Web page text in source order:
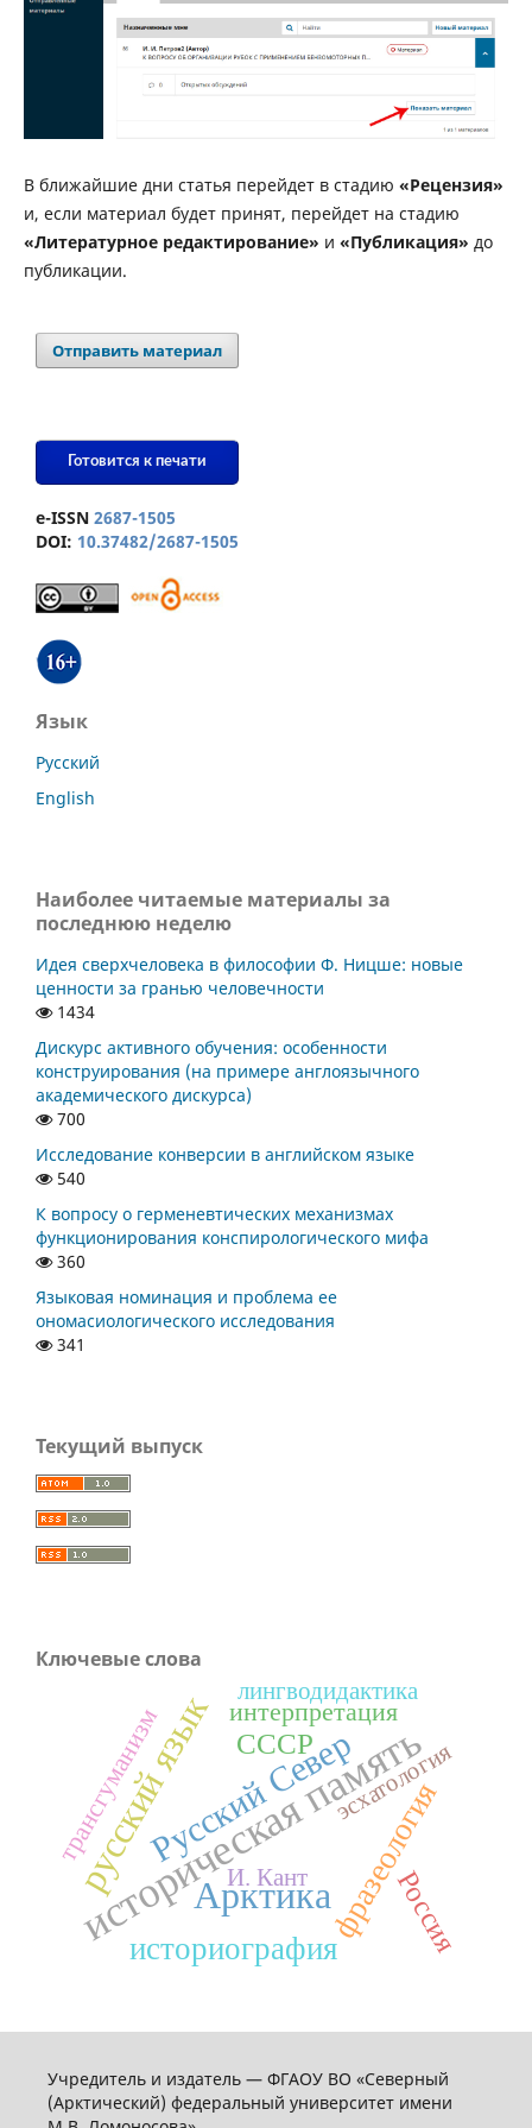
В ближайшие дни статья перейдет в стадию «Рецензия»
и, если материал будет принят, перейдет на стадию
«Литературное редактирование» и «Публикация» до
публикации.
Отправить материал
Готовится к печати
e-ISSN 2687-1505
DOI: 10.37482/2687-1505
Язык
Русский
English
Наиболее читаемые материалы за
последнюю неделю
Идея сверхчеловека в философии Ф. Ницше: новые
ценности за гранью человечности
1434
Дискурс активного обучения: особенности
конструирования (на примере англоязычного
академического дискурса)
700
Исследование конверсии в английском языке
540
К вопросу о герменевтических механизмах
функционирования конспирологического мифа
360
Языковая номинация и проблема ее
ономасиологического исследования
341
Текущий выпуск
Ключевые слова
историческая память
русский языкАрктика
Русский Северфразеология
историография Россия
СССР
трансгуманизм интерпретация
эсхатология
лингводидактика
И. Кант
Учредитель и издатель — ФГАОУ ВО «Северный
(Арктический) федеральный университет имени